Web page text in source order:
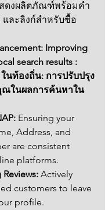
ดงผลิตภัณฑ์พร้อมคำ
และลิงก์สำหรับซื้อ
Improving
search results :
นท้องถิ่น: การปรับปรุง
ณในผลการค้นหาใน
Ensuring your
Address, and
are consistent
platforms.
Actively
customers to leave
profile.